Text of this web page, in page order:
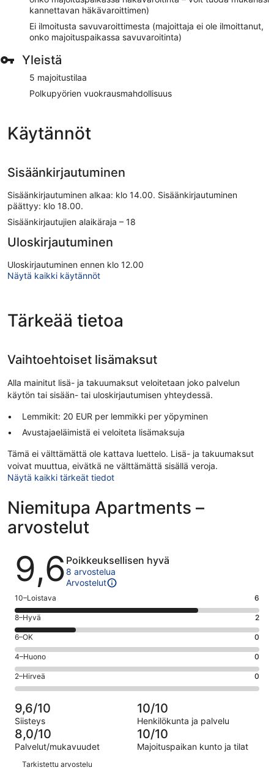
kannettavan häkävaroittimen)
Ei ilmoitusta savuvaroittimesta (majoittaja ei ole ilmoittanut,
onko majoituspaikassa savuvaroitinta)
Yleistä
5 majoitustilaa
Polkupyörien vuokrausmahdollisuus
Käytännöt
Sisäänkirjautuminen
Sisäänkirjautuminen alkaa: klo 14.00. Sisäänkirjautuminen
päättyy: klo 18.00.
Sisäänkirjautujien alaikäraja – 18
Uloskirjautuminen
Uloskirjautuminen ennen klo 12.00
Näytä kaikki käytännöt
Tärkeää tietoa
Vaihtoehtoiset lisämaksut
Alla mainitut lisä- ja takuumaksut veloitetaan joko palvelun
käytön tai sisään- tai uloskirjautumisen yhteydessä.
Lemmikit: 20 EUR per lemmikki per yöpyminen
Avustajaeläimistä ei veloiteta lisämaksuja
Tämä ei välttämättä ole kattava luettelo. Lisä- ja takuumaksut
voivat muuttua, eivätkä ne välttämättä sisällä veroja.
Näytä kaikki tärkeät tiedot
Niemitupa Apartments –
arvostelut
Arvostelut
9,6 Poikkeuksellisen hyvä
8 arvostelua
Arvostelut
Arvosana
10
-
Loistava.
6
kautta
8
arvostelua
10–Loistava 6
Arvosana
8
-
Hyvä.
2
kautta
8
arvostelua
8–Hyvä 2
Arvosana
6
-
OK.
0
8
arvostelua
6–OK 0
Arvosana
4
-
Huono.
0
kautta
8
arvostelua
4–Huono 0
Arvosana
2
-
Hirveä.
0
kautta
8
arvostelua
2–Hirveä 0
9,6/10
Siisteys
10/10
Henkilökunta ja palvelu
8,0/10
Palvelut/mukavuudet
10/10
Majoituspaikan kunto ja tilat
Arvostelut
Tarkistettu arvostelu